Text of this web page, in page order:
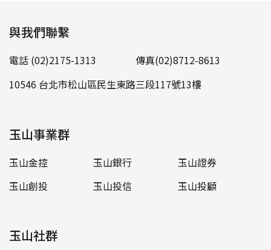
與我們聯繫
電話 (02)2175-1313
傳真(02)8712-8613
10546 台北市松山區民生東路三段117號13樓
玉山事業群
玉山金控 玉山銀行
玉山證券
玉山創投
玉山投信 玉山投顧
玉山社群